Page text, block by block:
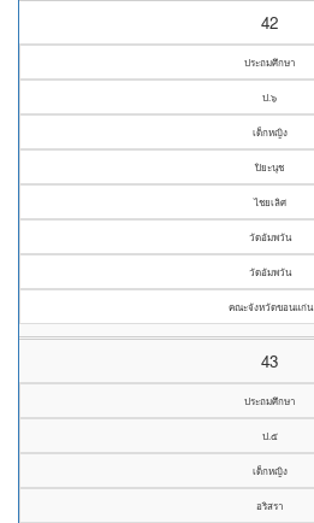
42
ประถมศึกษา
ป.๖
เด็กหญิง
ปิยะนุช
ไชยเลิศ
วัดอัมพวัน
วัดอัมพวัน
คณะจังหวัดขอนแก่น
43
ประถมศึกษา
ป.๕
เด็กหญิง
อริสรา